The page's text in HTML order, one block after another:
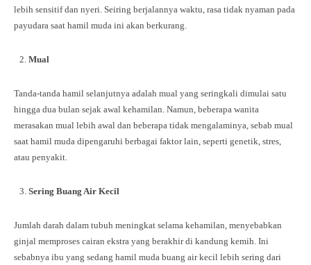
lebih sensitif dan nyeri. Seiring berjalannya waktu, rasa tidak nyaman pada
payudara saat hamil muda ini akan berkurang.
Mual
Tanda-tanda hamil selanjutnya adalah mual yang seringkali dimulai satu
hingga dua bulan sejak awal kehamilan. Namun, beberapa wanita
merasakan mual lebih awal dan beberapa tidak mengalaminya, sebab mual
saat hamil muda dipengaruhi berbagai faktor lain, seperti genetik, stres,
atau penyakit.
Sering Buang Air Kecil
Jumlah darah dalam tubuh meningkat selama kehamilan, menyebabkan
ginjal memproses cairan ekstra yang berakhir di kandung kemih. Ini
sebabnya ibu yang sedang hamil muda buang air kecil lebih sering dari